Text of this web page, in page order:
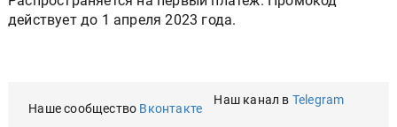
действует до 1 апреля 2023 года.
Наше сообщество Вконтакте
Наш канал в Telegram